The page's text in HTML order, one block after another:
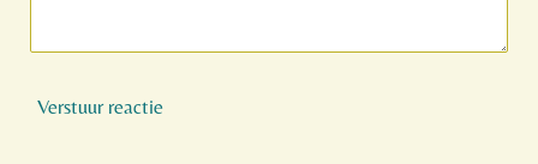
Verstuur reactie